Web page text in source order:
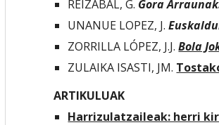
REIZABAL, G. Gora
UNANUE LOPEZ, J.
ZORRILLA LÓPEZ, J.J. Bola
ZULAIKA ISASTI, JM.
ARTIKULUAK
Harrizulatzaileak: herri